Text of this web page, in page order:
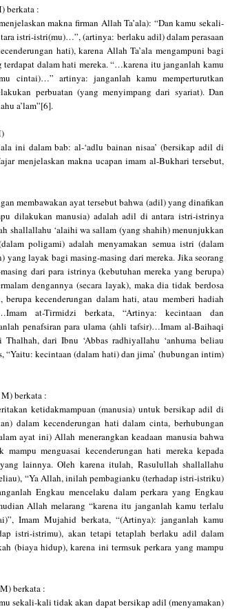
berkata :
makna firman Allah Ta’ala): “Dan kamu sekali-
istri-istri(mu)…”, (artinya: berlaku adil) dalam perasaan
hati), karena Allah Ta’ala mengampuni bagi
terdapat dalam hati mereka. “…karena itu janganlah kamu
cintai)…” artinya: janganlah kamu memperturutkan
perbuatan (yang menyimpang dari syariat). Dan
a’lam”[6].
ini dalam bab: al-‘adlu bainan nisaa’ (bersikap adil di
menjelaskan makna ucapan imam al-Bukhari tersebut,
membawakan ayat tersebut bahwa (adil) yang dinafikan
dilakukan manusia) adalah adil di antara istri-istrinya
shallallahu ‘alaihi wa sallam (yang shahih) menunjukkan
poligami) adalah menyamakan semua istri (dalam
yang layak bagi masing-masing dari mereka. Jika seorang
dari para istrinya (kebutuhan mereka yang berupa)
dengannya (secara layak), maka dia tidak berdosa
kecenderungan dalam hati, atau memberi hadiah
at-Tirmidzi berkata, “Artinya: kecintaan dan
penafsiran para ulama (ahli tafsir)…Imam al-Baihaqi
dari Ibnu ‘Abbas radhiyallahu ‘anhuma beliau
“Yaitu: kecintaan (dalam hati) dan jima’ (hubungan intim)
berkata :
ketidakmampuan (manusia) untuk bersikap adil di
dalam kecenderungan hati dalam cinta, berhubungan
ayat ini) Allah menerangkan keadaan manusia bahwa
mampu menguasai kecenderungan hati mereka kepada
lainnya. Oleh karena itulah, Rasulullah shallallahu
“Ya Allah, inilah pembagianku (terhadap istri-istriku)
Engkau mencelaku dalam perkara yang Engkau
Allah melarang “karena itu janganlah kamu terlalu
Imam Mujahid berkata, “(Artinya): janganlah kamu
istri-istrimu), akan tetapi tetaplah berlaku adil dalam
(biaya hidup), karena ini termsuk perkara yang mampu
berkata :
sekali-kali tidak akan dapat bersikap adil (menyamakan)